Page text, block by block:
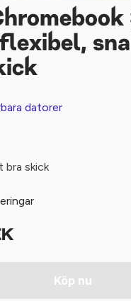
datorer
bra skick
Köp nu